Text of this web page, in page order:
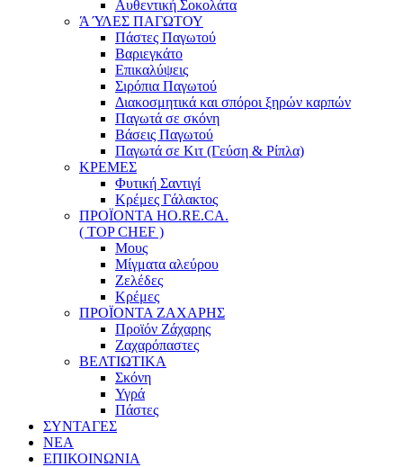
Αυθεντική Σοκολάτα
Ά ΎΛΕΣ ΠΑΓΩΤΟΥ
Πάστες Παγωτού
Βαριεγκάτο
Επικαλύψεις
Σιρόπια Παγωτού
Διακοσμητικά και σπόροι ξηρών καρπών
Παγωτά σε σκόνη
Βάσεις Παγωτού
Παγωτά σε Κιτ (Γεύση & Ρίπλα)
ΚΡΕΜΕΣ
Φυτική Σαντιγί
Κρέμες Γάλακτος
ΠΡΟΪΟΝΤΑ HO.RE.CA.
( TOP CHEF )
Μους
Μίγματα αλεύρου
Ζελέδες
Κρέμες
ΠΡΟΪΟΝΤΑ ΖΑΧΑΡΗΣ
Προϊόν Ζάχαρης
Ζαχαρόπαστες
ΒΕΛΤΙΩΤΙΚΑ
Σκόνη
Υγρά
Πάστες
ΣΥΝΤΑΓΕΣ
ΝΕΑ
ΕΠΙΚΟΙΝΩΝΙΑ